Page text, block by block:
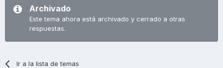
Archivado
Este tema ahora está archivado y cerrado a otras
respuestas.
Ir a la lista de temas